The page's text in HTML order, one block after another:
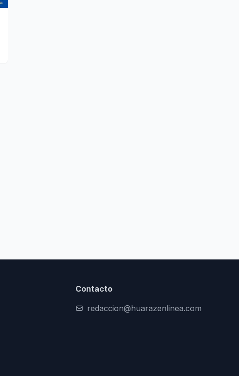
Contacto
redaccion@huarazenlinea.com